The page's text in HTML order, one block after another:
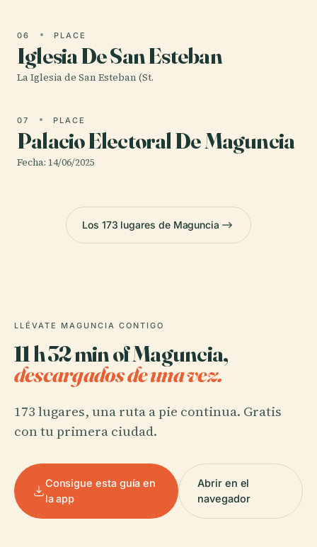
06 PLACE
Iglesia De San Esteban
La Iglesia de San Esteban (St.
07 PLACE
Palacio Electoral De Maguncia
Fecha: 14/06/2025
Los 173 lugares de Maguncia
LLÉVATE MAGUNCIA CONTIGO
11 h 32 min of Maguncia,
descargados de una vez.
173 lugares, una ruta a pie continua. Gratis
con tu primera ciudad.
Consigue esta guía en
la app
Abrir en el
navegador